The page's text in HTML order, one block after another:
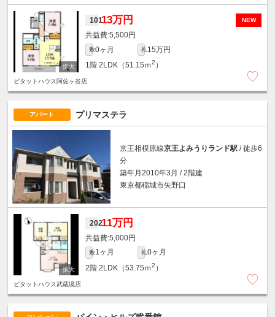
NEW
10113万円
5,500円
敷0ヶ月 礼15万円
1階 2LDK（51.15ｍ2 ）
ピタットハウス阿佐ヶ谷店
アパート プリマステラ
京王相模原線京王よみうりランド駅 / 徒歩6
分
築年月2010年3月 / 2階建
東京都稲城市矢野口
20211万円
5,000円
敷1ヶ月 礼0ヶ月
2階 2LDK（53.75ｍ2 ）
ピタットハウス武蔵境店